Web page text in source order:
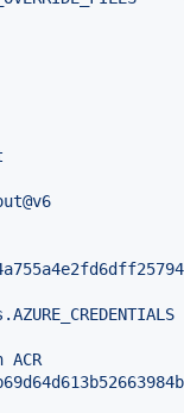
ACR